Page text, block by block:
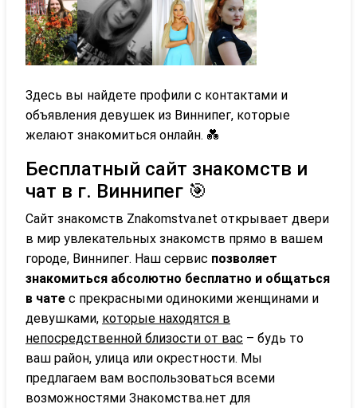
Здесь вы найдете профили с контактами и
объявления девушек из Виннипег, которые
желают знакомиться онлайн. 💑
Бесплатный сайт знакомств и
чат в г. Виннипег 🎯
Сайт знакомств Znakomstva.net открывает двери
в мир увлекательных знакомств прямо в вашем
городе, Виннипег. Наш сервис позволяет
знакомиться абсолютно бесплатно и общаться
в чате с прекрасными одинокими женщинами и
девушками, которые находятся в
непосредственной близости от вас – будь то
ваш район, улица или окрестности. Мы
предлагаем вам воспользоваться всеми
возможностями Знакомства.нет для